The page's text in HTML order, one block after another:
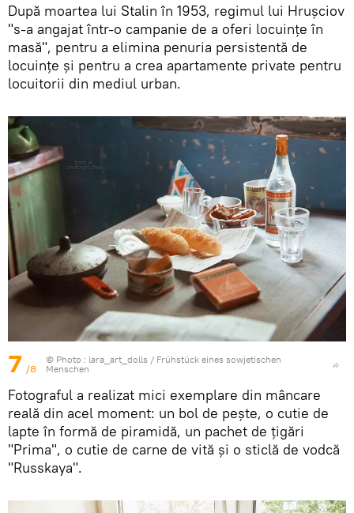
După moartea lui Stalin în 1953, regimul lui Hrușciov
"s-a angajat într-o campanie de a oferi locuințe în
masă", pentru a elimina penuria persistentă de
locuințe și pentru a crea apartamente private pentru
locuitorii din mediul urban.
7 /8
© Photo : lara_art_dolls / Frühstück eines sowjetischen
Menschen
Fotograful a realizat mici exemplare din mâncare
reală din acel moment: un bol de pește, o cutie de
lapte în formă de piramidă, un pachet de țigări
"Prima", o cutie de carne de vită și o sticlă de vodcă
"Russkaya".